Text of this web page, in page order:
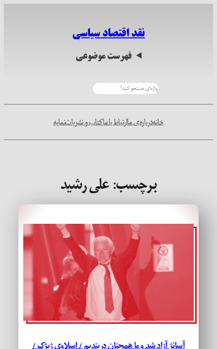
نقد اقتصاد سیاسی
فهرست موضوعی
خانهدرباره‌ی ماارتباط با ماکتاب و نشریاتنمایه
برچسب:علی رشید
آسانژ آزاد شد و ما همچنان دربندیم / اسلاوی ژیژک /